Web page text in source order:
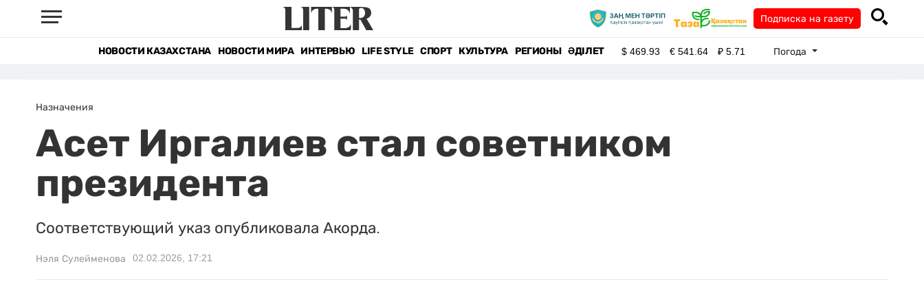
Подписка на газету
НОВОСТИ КАЗАХСТАНА НОВОСТИ МИРА ИНТЕРВЬЮ LIFE STYLE СПОРТ КУЛЬТУРА РЕГИОНЫ ӘДІЛЕТ $469.93 €541.64 ₽5.71 Погода
Назначения
Асет Иргалиев стал советником
президента
Соответствующий указ опубликовала Акорда.
Нэля Сулейменова 02.02.2026, 17:21